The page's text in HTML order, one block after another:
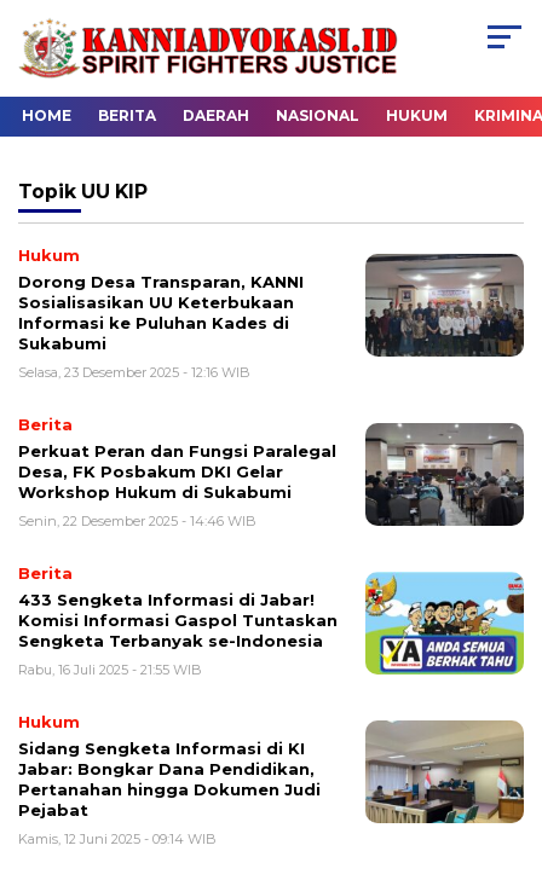
HOME BERITA DAERAH NASIONAL HUKUM
Topik UU KIP
Hukum
Dorong Desa Transparan, KANNI
Sosialisasikan UU Keterbukaan
Informasi ke Puluhan Kades di
Sukabumi
Selasa, 23 Desember 2025 - 12:16 WIB
Berita
Perkuat Peran dan Fungsi Paralegal
Desa, FK Posbakum DKI Gelar
Workshop Hukum di Sukabumi
Senin, 22 Desember 2025 - 14:46 WIB
Berita
433 Sengketa Informasi di Jabar!
Komisi Informasi Gaspol Tuntaskan
Sengketa Terbanyak se-Indonesia
Rabu, 16 Juli 2025 - 21:55 WIB
Hukum
Sidang Sengketa Informasi di KI
Jabar: Bongkar Dana Pendidikan,
Pertanahan hingga Dokumen Judi
Pejabat
Kamis, 12 Juni 2025 - 09:14 WIB